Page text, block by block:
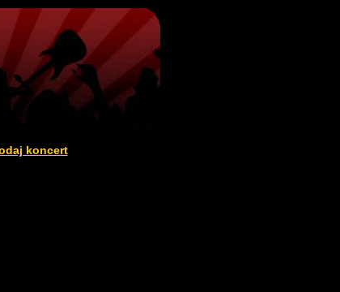
koncert